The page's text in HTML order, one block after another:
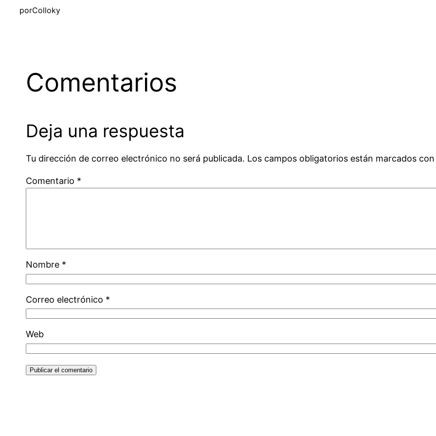
porColloky
Comentarios
Deja una respuesta
Tu dirección de correo electrónico no será publicada. Los campos obligatorios están marcados
Comentario *
Nombre *
Correo electrónico *
Web